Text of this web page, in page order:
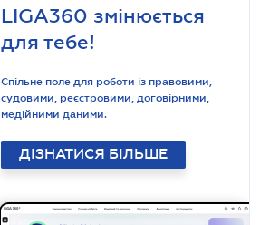
LIGA360 змінюється
для тебе!
Спільне поле для роботи із правовими,
судовими, реєстровими, договірними,
медійними даними.
ДІЗНАТИСЯ БІЛЬШЕ